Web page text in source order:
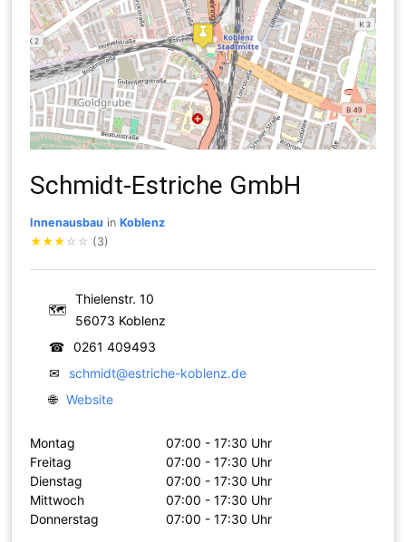
Schmidt-Estriche GmbH
Innenausbau inKoblenz
★★★ ☆ ☆ (3)
🗺
Thielenstr. 10
56073 Koblenz
☎
0261 409493
✉
schmidt@estriche-koblenz.de
🌐 Website
Montag
07:00 - 17:30 Uhr
Freitag
07:00 - 17:30 Uhr
Dienstag
07:00 - 17:30 Uhr
Mittwoch
07:00 - 17:30 Uhr
Donnerstag
07:00 - 17:30 Uhr